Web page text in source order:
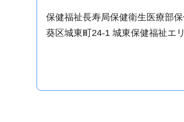
保健福祉長寿局保健衛生医療部
葵区城東町24-1 城東保健福祉エ